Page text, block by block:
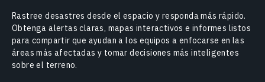
Rastree desastres desde el espacio y responda más rápido.
Obtenga alertas claras, mapas interactivos e informes listos
para compartir que ayudan a los equipos a enfocarse en las
áreas más afectadas y tomar decisiones más inteligentes
sobre el terreno.